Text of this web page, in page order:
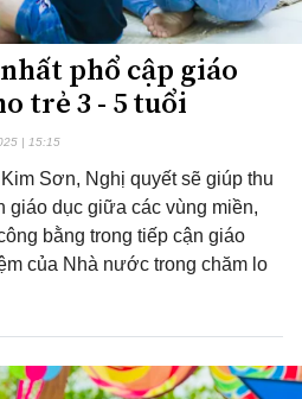
phổ cập giáo
trẻ 3 - 5 tuổi
| 15:15
Sơn, Nghị quyết sẽ giúp thu
giáo dục giữa các vùng miền,
bằng trong tiếp cận giáo
của Nhà nước trong chăm lo